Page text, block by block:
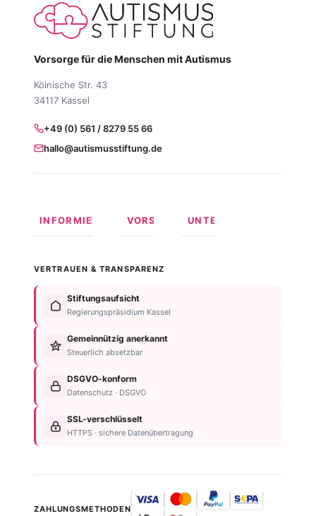
Vorsorge für die Menschen mit Autismus
Kölnische Str. 43
34117 Kassel
+49 (0) 561 / 8279 55 66
hallo@autismusstiftung.de
INFORMIEREN
Formen
Autismus
Anzeichen
Diagnose
Betroffene
Einrichtungsübersicht
VORSORGEN
Behindertentestament
Im
Testament
Nachlassplanung
Zustiftung
Kind
absichern
Vorteile
UNTERSTÜTZEN
VERTRAUEN & TRANSPARENZ
Stiftungsaufsicht
Regierungspräsidium Kassel
Gemeinnützig anerkannt
Steuerlich absetzbar
DSGVO-konform
Datenschutz · DSGVO
SSL-verschlüsselt
HTTPS · sichere Datenübertragung
ZAHLUNGSMETHODEN